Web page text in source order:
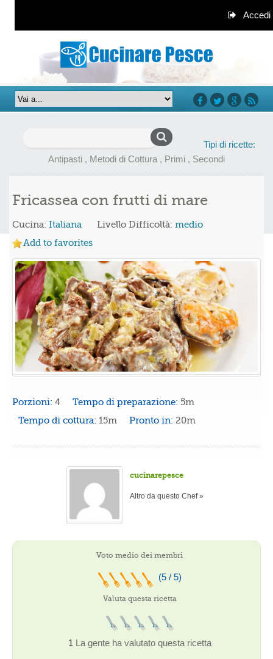
Accedi
Tipi di ricette:
Antipasti , Metodi di Cottura , Primi , Secondi
Fricassea con frutti di mare
Cucina: Italiana Livello Difficoltà: medio
Add to favorites
Porzioni: 4 Tempo di preparazione: 5m
Tempo di cottura: 15m Pronto in: 20m
cucinarepesce
Altro da questo Chef »
Voto medio dei membri
(5 / 5)
Valuta questa ricetta
1 La gente ha valutato questa ricetta